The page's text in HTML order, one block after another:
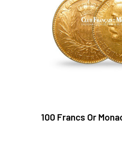
100 Francs Or